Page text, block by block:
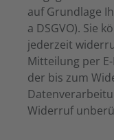
auf Grundlage
a DSGVO). Sie
jederzeit
Mitteilung per
der bis zum
Widerruf